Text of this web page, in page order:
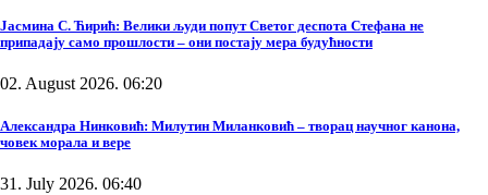
Јасмина С. Ћирић: Велики људи попут Светог деспота Стефана не
припадају само прошлости – они постају мера будућности
02. August 2026. 06:20
Александра Нинковић: Милутин Миланковић – творац научног канона,
човек морала и вере
31. July 2026. 06:40